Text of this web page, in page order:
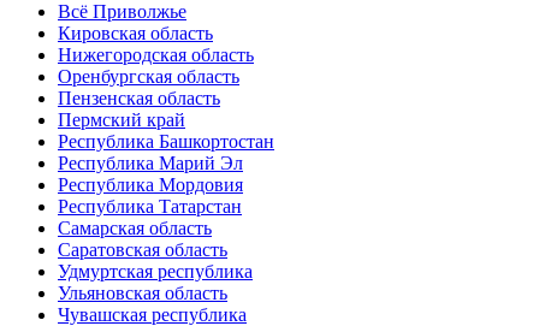
Всё Приволжье
Кировская область
Нижегородская область
Оренбургская область
Пензенская область
Пермский край
Республика Башкортостан
Республика Марий Эл
Республика Мордовия
Республика Татарстан
Самарская область
Саратовская область
Удмуртская республика
Ульяновская область
Чувашская республика